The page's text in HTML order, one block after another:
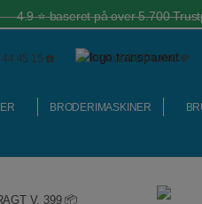
4.9 ⭐️ baseret på over 5.700
V. 399 📦
44 45 15 ☎️ FORUDBETALING 💸
BRODERIMASKINER